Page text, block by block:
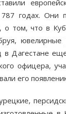
годах. Они
том, что в
в Дагестане
офицера,
его